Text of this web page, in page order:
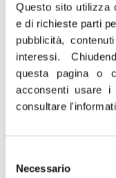
Questo sito utilizza
e di richieste parti
pubblicità,
interessi.
questa pagina o
acconsenti usare
consultare
delNecessario
futuro della
rappresentano il
cura di loro
significa avere
assunto con
velocemente per
Lo dichiara in una